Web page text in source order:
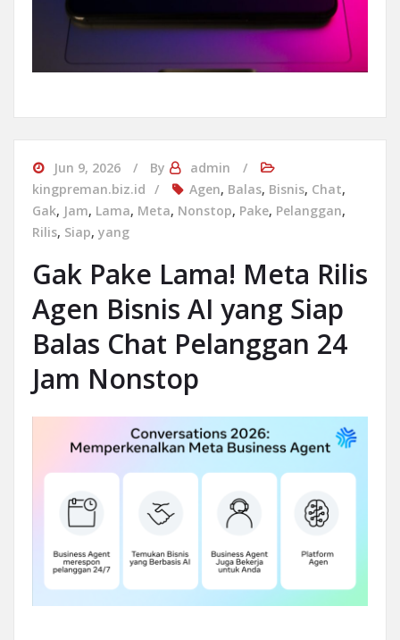
Jun 9, 2026 By
admin
kingpreman.biz.id
Agen, Balas, Bisnis, Chat,
Gak, Jam, Lama, Meta, Nonstop, Pake, Pelanggan,
Rilis, Siap, yang
Gak Pake Lama! Meta Rilis
Agen Bisnis AI yang Siap
Balas Chat Pelanggan 24
Jam Nonstop